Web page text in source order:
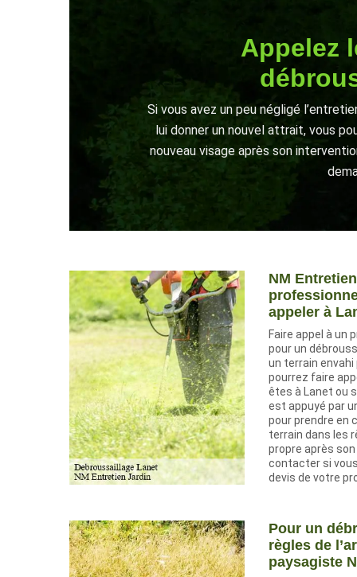
Appelez
Si vous avez un peu négligé
lui donner un nouvel attrait, vous
nouveau visage après son
NM
appeler à
Faire appel à un
pour un
un terrain
pourrez faire
êtes à Lanet ou
est appuyé par
pour prendre en
terrain dans les
propre après
contacter si
devis de votre
Pour un
règles de
paysagiste